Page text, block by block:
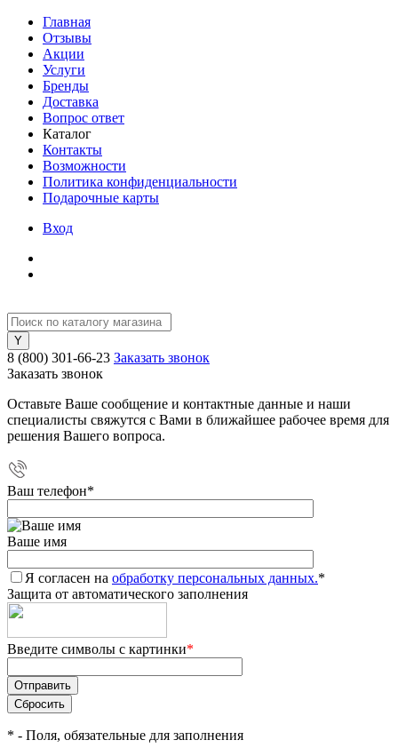
Главная
Отзывы
Акции
Услуги
Бренды
Доставка
Вопрос ответ
Каталог
Контакты
Возможности
Политика конфиденциальности
Подарочные карты
Вход
8 (800) 301-66-23 Заказать звонок
Заказать звонок
Оставьте Ваше сообщение и контактные данные и наши
специалисты свяжутся с Вами в ближайшее рабочее время для
решения Вашего вопроса.
Ваш телефон*
Ваше имя
Я согласен на обработку персональных данных.*
Защита от автоматического заполнения
Введите символы с картинки*
* - Поля, обязательные для заполнения